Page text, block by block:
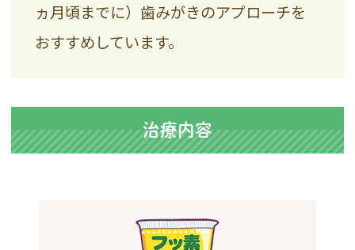
ヵ月頃までに）歯みがきのアプローチを
おすすめしています。
治療内容